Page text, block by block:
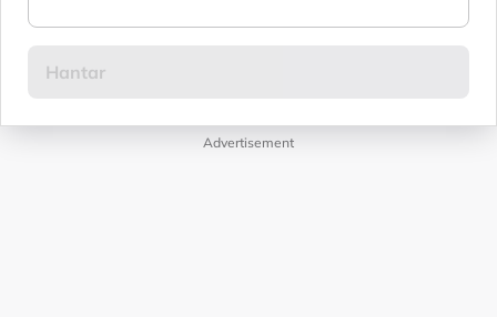
Advertisement